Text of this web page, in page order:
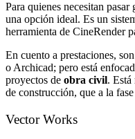
Para quienes necesitan
una opción ideal. Es un
herramienta de CineRender
En cuento a prestaciones,
o Archicad; pero está
proyectos de obra civil. Está
de construcción, que a la
Vector Works